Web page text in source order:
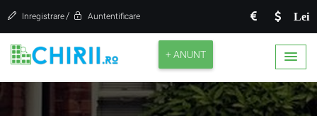
Lei
Inregistrare / Auntentificare
+ ANUNT